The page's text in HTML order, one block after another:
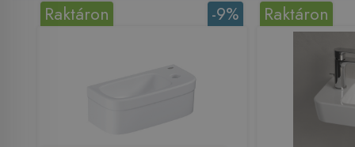
-9%
Raktáron Raktáron